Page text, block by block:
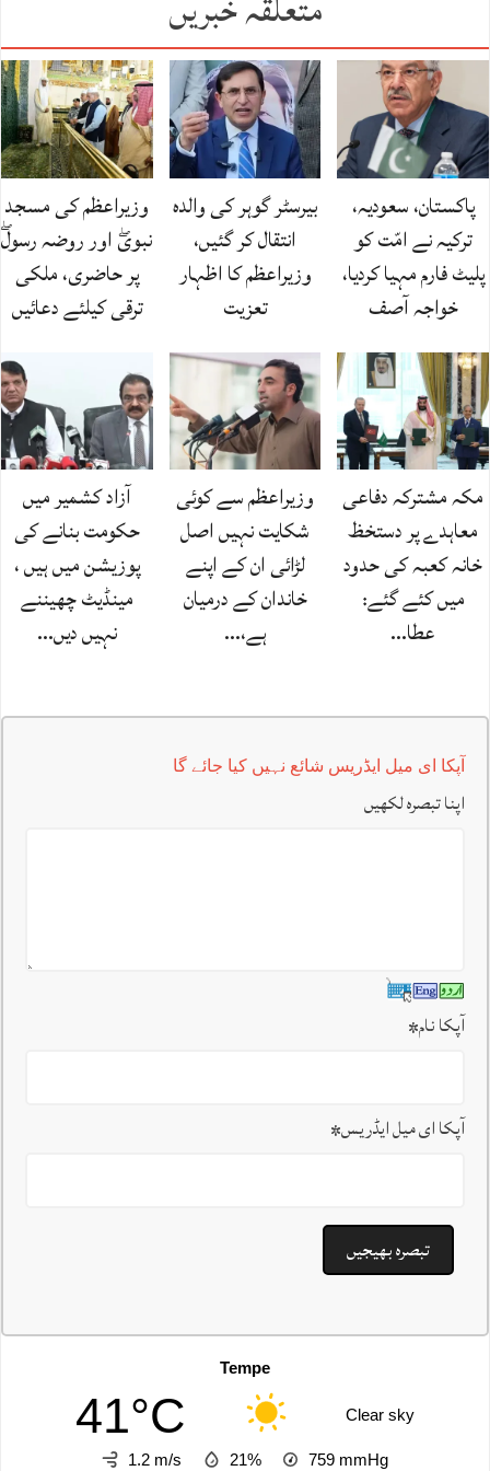
پاکستان، سعودیہ،
ترکیہ نے امّت کو
پلیٹ فارم مہیا کردیا،
خواجہ آصف
بیرسٹر گوہر کی والدہ
انتقال کر گئیں،
وزیراعظم کا اظہار
تعزیت
وزیراعظم کی مسجد
نبویۖ اور روضہ رسولۖ
پر حاضری، ملکی
ترقی کیلئے دعائیں
مکہ مشترکہ دفاعی
معاہدے پر دستخظ
خانہ کعبہ کی حدود
میں کئے گئے:
عطا…
وزیراعظم سے کوئی
شکایت نہیں اصل
لڑائی ان کے اپنے
خاندان کے درمیان
ہے،…
آزاد کشمیر میں
حکومت بنانے کی
پوزیشن میں ہیں ،
مینڈیٹ چھیننے
نہیں دیں…
آپکا ای میل ایڈریس شائع نہیں کیا جائے گا
اپنا تبصرہ لکھیں
آپکا نام*
آپکا ای میل ایڈریس*
Tempe
41°C Clear sky
1.2 m/s 21% 759 mmHg